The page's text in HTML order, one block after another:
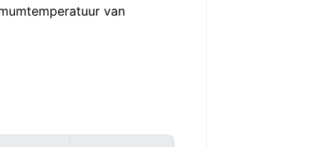
van